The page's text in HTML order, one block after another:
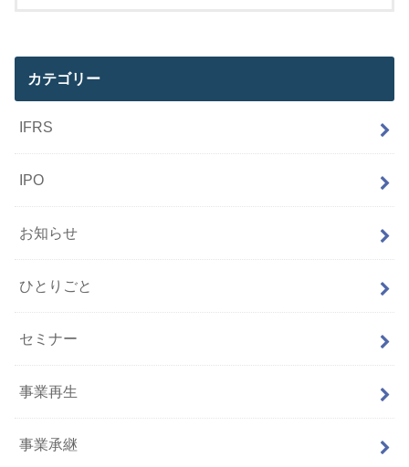
カテゴリー
IFRS
IPO
お知らせ
ひとりごと
セミナー
事業再生
事業承継